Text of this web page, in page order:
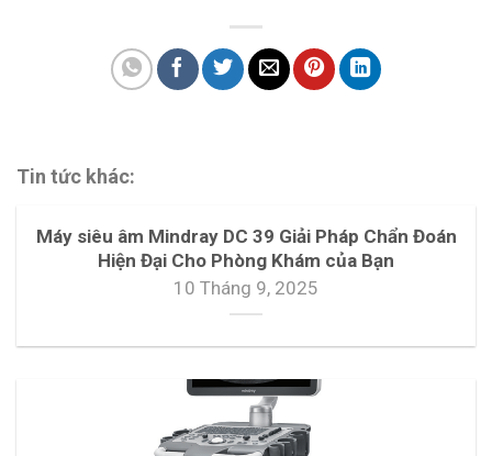
Tin tức khác:
Máy siêu âm Mindray DC 39 Giải Pháp Chẩn Đoán
Hiện Đại Cho Phòng Khám của Bạn
10 Tháng 9, 2025